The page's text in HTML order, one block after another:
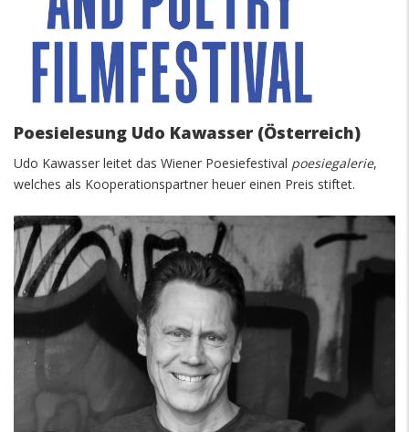
Poesielesung Udo Kawasser (Österreich)
Udo Kawasser leitet das Wiener Poesiefestival poesiegalerie,
welches als Kooperationspartner heuer einen Preis stiftet.